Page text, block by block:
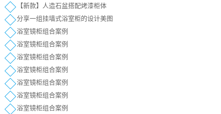
【新款】人造石盆搭配烤漆柜体
分享一组挂墙式浴室柜的设计美图
浴室镜柜组合案例
浴室镜柜组合案例
浴室镜柜组合案例
浴室镜柜组合案例
浴室镜柜组合案例
浴室镜柜组合案例
浴室镜柜组合案例